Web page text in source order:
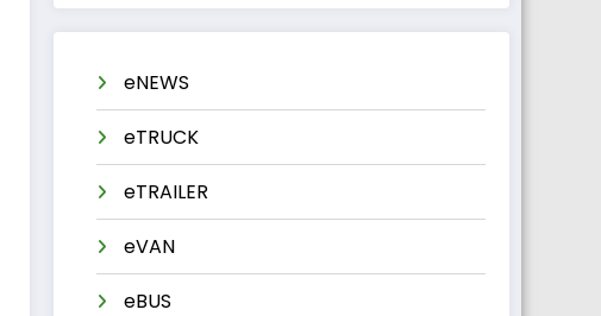
eNEWS
eTRUCK
eTRAILER
eVAN
eBUS